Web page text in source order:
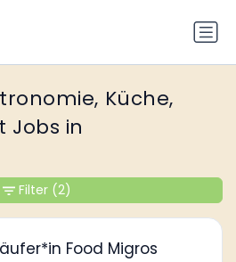
Küche,
Jobs in
Food Migros
Filter (2)